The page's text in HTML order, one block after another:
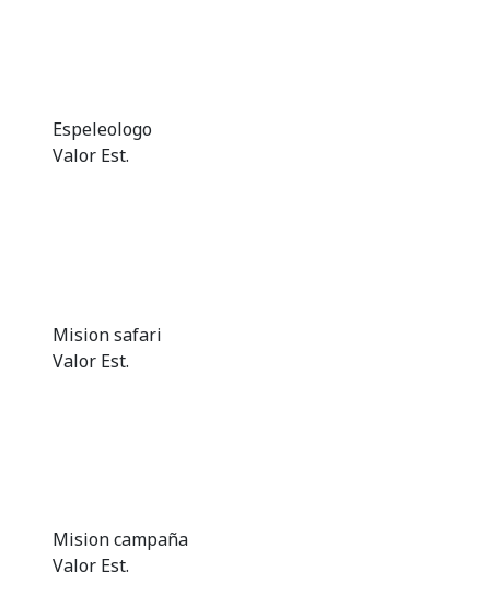
Espeleologo
Valor Est.
Mision safari
Valor Est.
Mision campaña
Valor Est.